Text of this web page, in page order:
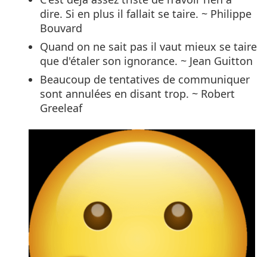
dire. Si en plus il fallait se taire. ~ Philippe
Bouvard
Quand on ne sait pas il vaut mieux se taire
que d'étaler son ignorance. ~ Jean Guitton
Beaucoup de tentatives de communiquer
sont annulées en disant trop. ~ Robert
Greeleaf